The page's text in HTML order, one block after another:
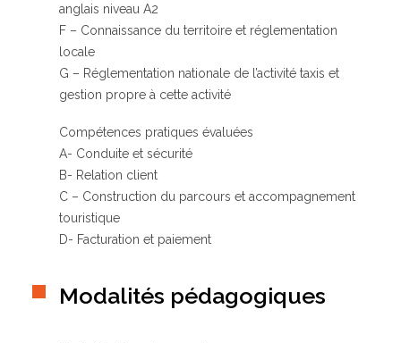
anglais niveau A2
F – Connaissance du territoire et réglementation
locale
G – Réglementation nationale de l’activité taxis et
gestion propre à cette activité
Compétences pratiques évaluées
A- Conduite et sécurité
B- Relation client
C – Construction du parcours et accompagnement
touristique
D- Facturation et paiement
Modalités pédagogiques